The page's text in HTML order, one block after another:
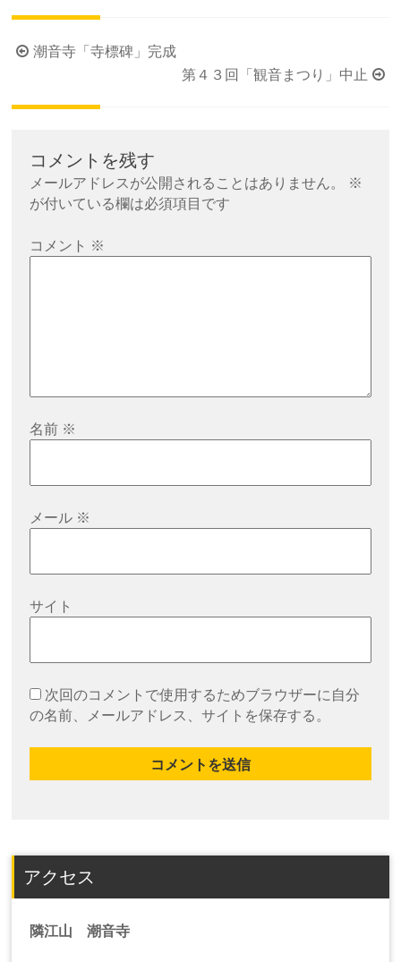
投
ナ
潮音寺「寺標碑」完成
第４３回「観音まつり」中止
コメントを残す
メールアドレスが公開されることはありません。
※
が付いている欄は必須項目です
コメント ※
名前 ※
メール ※
サイト
次回のコメントで使用するためブラウザーに自分
の名前、メールアドレス、サイトを保存する。
アクセス
隣江山 潮音寺